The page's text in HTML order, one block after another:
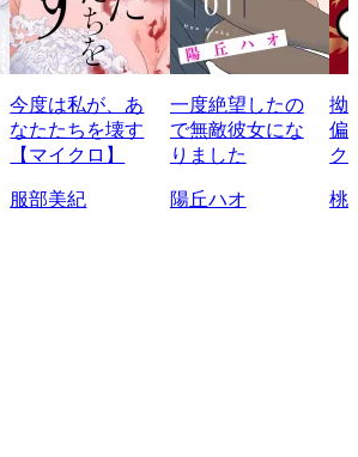
今度は私が、あ
なたたちを壊す
【マイクロ】
服部美紀
一度絶望したの
で無敵彼女にな
りました
陽丘ハオ
拗
偏
ク
桃